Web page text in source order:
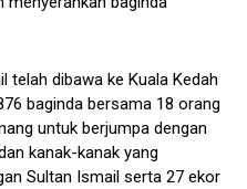
telah dibawa ke Kuala Kedah
baginda bersama 18 orang
untuk berjumpa dengan
kanak-kanak yang
Sultan Ismail serta 27 ekor